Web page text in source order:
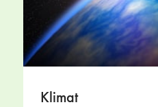
Klimat